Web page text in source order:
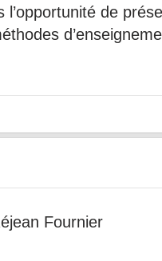
l’opportunité de
Fournier